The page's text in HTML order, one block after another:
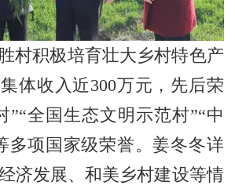
村积极培育壮大乡村特色产
体收入近300万元，先后荣
”“全国生态文明示范村”“中
多项国家级荣誉。姜冬冬详
济发展、和美乡村建设等情